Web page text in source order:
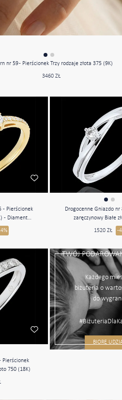
nr 59 - Pierścionek Trzy rodzaje złota 375 (9K)
3460 ZŁ
- Pierścionek
- Diament
0.5 karat -
laboratoryjny
Drogocenne Gniazdo nr
zaręczynowy Białe
1520 ZŁ -
Pierścionek
750 (18K)
TWÓJ
Każdego
biżuteria o
do
BIORĘ